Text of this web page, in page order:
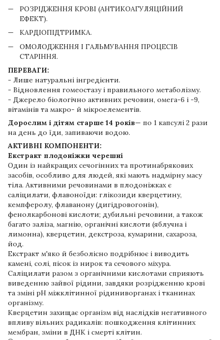
РОЗРІДЖЕННЯ КРОВІ (АНТИКОАГУЛЯЦІЙНИЙ
ЕФЕКТ).
КАРДІОПІДТРИМКА.
ОМОЛОДЖЕННЯ І ГАЛЬМУВАННЯ ПРОЦЕСІВ
СТАРІННЯ.
ПЕРЕВАГИ:
- Лише натуральні інгредієнти.
- Відновлення гомеостазу і правильного метаболізму.
- Джерело біологічно активних речовин, омега-6 і -9,
вітамінів та макро- й мікроелементів.
Дорослим і дітям старше 14 років— по 1 капсулі 2 рази
на день до їди, запиваючи водою.
АКТИВНІ КОМПОНЕНТИ:
Екстракт плодоніжки черешні
Один із найкращих сечогінних та протинабрякових
засобів, особливо для людей, які мають надмірну масу
тіла. Активними речовинами в плодоніжках є
саліцилати, флавоноїди: глікозиди кверцетину,
кемпферолу, флаванону (дигідровогонін),
фенолкарбонові кислоти; дубильні речовини, а також
багато заліза, магнію, органічні кислоти (яблучна і
лимонна), кверцетин, декстроза, кумарини, сахароза,
йод.
Екстракт м'яко й безболісно подрібнює і виводить
камені, солі, пісок із нирок та сечового міхура.
Саліцилати разом з органічними кислотами сприяють
виведенню зайвої рідини, завдяки розрідженню крові
та зміні рН міжклітинної рідиниворганах і тканинах
організму.
Кверцетин захищає організм від наслідків негативного
впливу вільних радикалів: пошкодження клітинних
мембран, зміни в ДНК і смерті клітин.